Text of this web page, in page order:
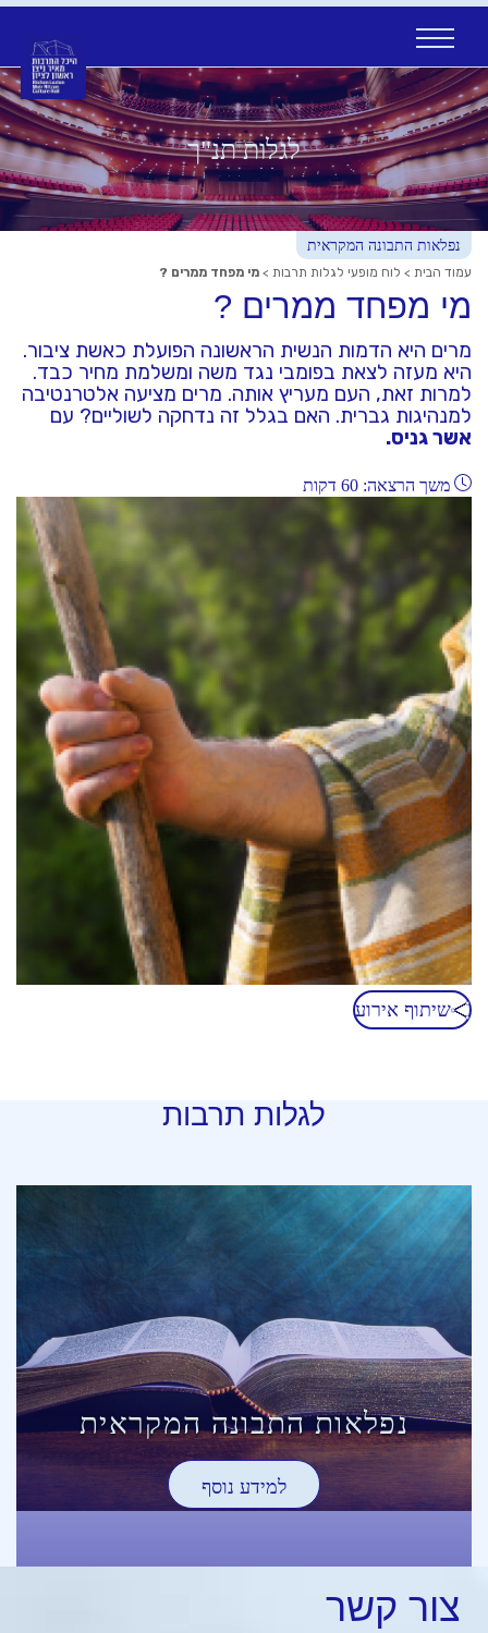
Skip
to
content
לגלות תנ"ך
נפלאות התבונה המקראית
עמוד הבית > לוח מופעי לגלות תרבות > מי מפחד ממרים ?
מי מפחד ממרים ?
מרים היא הדמות הנשית הראשונה הפועלת כאשת ציבור.
היא מעזה לצאת בפומבי נגד משה ומשלמת מחיר כבד.
למרות זאת, העם מעריץ אותה. מרים מציעה אלטרנטיבה
למנהיגות גברית. האם בגלל זה נדחקה לשוליים? עם
אשר גניס.
משך הרצאה: 60 דקות
שיתוף אירוע
לגלות תרבות
נפלאות התבונה המקראית
למידע נוסף
צור קשר